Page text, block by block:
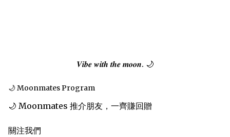
𝑽𝒊𝒃𝒆 𝒘𝒊𝒕𝒉 𝒕𝒉𝒆 𝒎𝒐𝒐𝒏. 🌙
🌙 Moonmates Program
🌙 Moonmates 推介朋友，一齊賺回贈
關注我們